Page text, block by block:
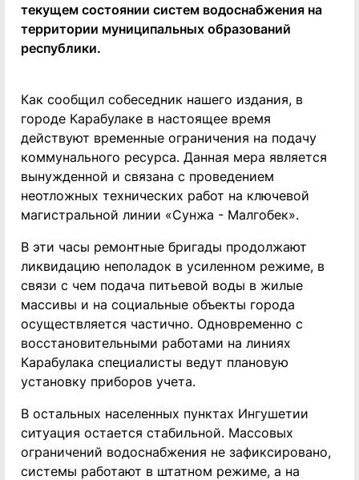
текущем состоянии систем водоснабжения на
территории муниципальных образований
республики.
Как сообщил собеседник нашего издания, в
городе Карабулаке в настоящее время
действуют временные ограничения на подачу
коммунального ресурса. Данная мера является
вынужденной и связана с проведением
неотложных технических работ на ключевой
магистральной линии «Сунжа - Малгобек».
В эти часы ремонтные бригады продолжают
ликвидацию неполадок в усиленном режиме, в
связи с чем подача питьевой воды в жилые
массивы и на социальные объекты города
осуществляется частично. Одновременно с
восстановительными работами на линиях
Карабулака специалисты ведут плановую
установку приборов учета.
В остальных населенных пунктах Ингушетии
ситуация остается стабильной. Массовых
ограничений водоснабжения не зафиксировано,
системы работают в штатном режиме, а на